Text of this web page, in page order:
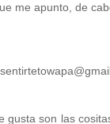
me apunto, de
gusta son las